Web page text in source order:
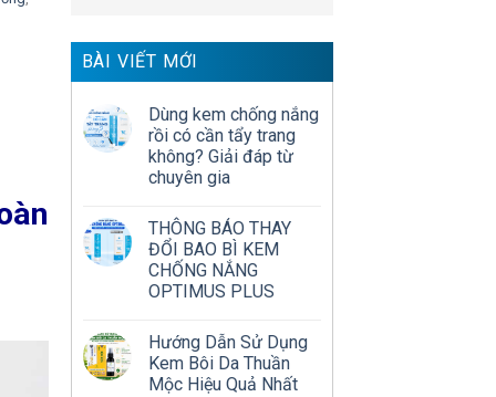
BÀI VIẾT MỚI
Dùng kem chống nắng
rồi có cần tẩy trang
không? Giải đáp từ
chuyên gia
THÔNG BÁO THAY
ĐỔI BAO BÌ KEM
CHỐNG NẮNG
OPTIMUS PLUS
Hướng Dẫn Sử Dụng
Kem Bôi Da Thuần
Mộc Hiệu Quả Nhất